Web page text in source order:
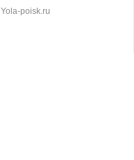
Yola-poisk.ru